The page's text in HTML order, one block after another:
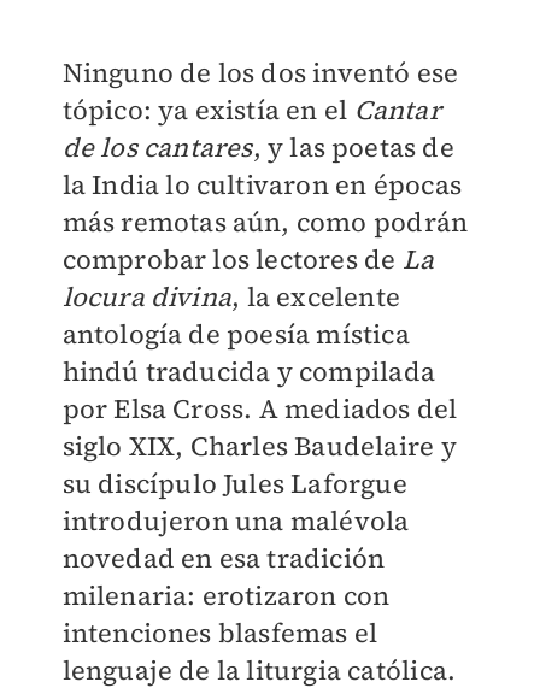
Ninguno de los dos inventó ese
tópico: ya existía en el Cantar
de los cantares, y las poetas de
la India lo cultivaron en épocas
más remotas aún, como podrán
comprobar los lectores de La
locura divina, la excelente
antología de poesía mística
hindú traducida y compilada
por Elsa Cross. A mediados del
siglo XIX, Charles Baudelaire y
su discípulo Jules Laforgue
introdujeron una malévola
novedad en esa tradición
milenaria: erotizaron con
intenciones blasfemas el
lenguaje de la liturgia católica.